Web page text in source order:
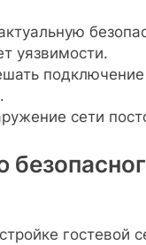
уязвимости.
сети
гостевой